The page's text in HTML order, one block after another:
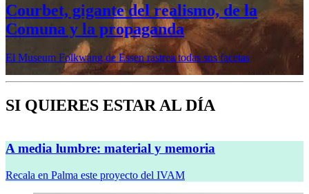
Mujeres prerrafaelitas, psiquiatría en la
vanguardia, Minor White o Dana
Lixenberg, en otoño en la Fundación
MAPFRE
Veremos cinco muestras en sus sedes de Madrid y Barcelona
SI QUIERES ESTAR AL DÍA
A media lumbre: material y memoria